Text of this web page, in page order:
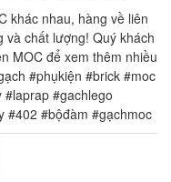
khác nhau, hàng về liên
và chất lượng! Quý khách
MOC để xem thêm nhiều
#phụkiện #brick #moc
#gachlego
#402 #bộđàm #gạchmoc